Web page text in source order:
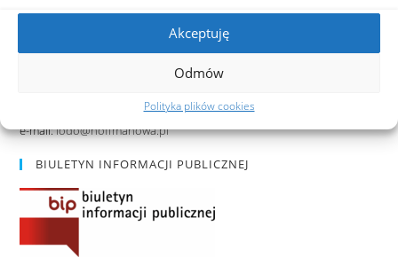
Akceptuję
Odmów
Polityka plików cookies
RODO
Przemysław Rzeszotarski
e-mail:iodo@hoffmanowa.pl
BIULETYN INFORMACJI PUBLICZNEJ